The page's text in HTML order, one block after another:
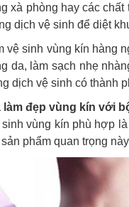
xà phòng hay các
dịch vệ sinh để diệt
vệ sinh vùng kín hàng
da, làm sạch nhẹ
dịch vệ sinh có thành
đẹp vùng kín với
vùng kín phù hợp
phẩm quan trọng